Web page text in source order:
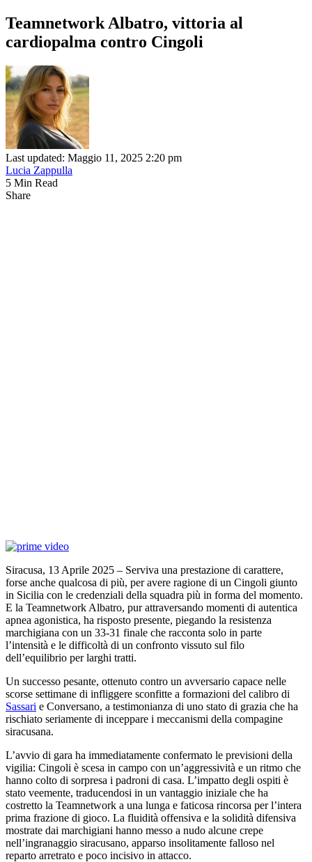
Teamnetwork Albatro, vittoria al
cardiopalma contro Cingoli
Last updated: Maggio 11, 2025 2:20 pm
Lucia Zappulla
5 Min Read
Share
Siracusa, 13 Aprile 2025 – Serviva una prestazione di carattere,
forse anche qualcosa di più, per avere ragione di un Cingoli giunto
in Sicilia con le credenziali della squadra più in forma del momento.
E la Teamnetwork Albatro, pur attraversando momenti di autentica
apnea agonistica, ha risposto presente, piegando la resistenza
marchigiana con un 33-31 finale che racconta solo in parte
l’intensità e le difficoltà di un confronto vissuto sul filo
dell’equilibrio per larghi tratti.
Un successo pesante, ottenuto contro un avversario capace nelle
scorse settimane di infliggere sconfitte a formazioni del calibro di
Sassari e Conversano, a testimonianza di uno stato di grazia che ha
rischiato seriamente di inceppare i meccanismi della compagine
siracusana.
L’avvio di gara ha immediatamente confermato le previsioni della
vigilia: Cingoli è scesa in campo con un’aggressività e un ritmo che
hanno colto di sorpresa i padroni di casa. L’impatto degli ospiti è
stato veemente, traducendosi in un vantaggio iniziale che ha
costretto la Teamnetwork a una lunga e faticosa rincorsa per l’intera
prima frazione di gioco. La fluidità offensiva e la solidità difensiva
mostrate dai marchigiani hanno messo a nudo alcune crepe
nell’ingranaggio siracusano, apparso insolitamente falloso nel
reparto arretrato e poco incisivo in attacco.